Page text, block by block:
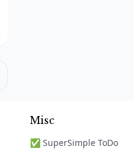
Misc
✅ SuperSimple ToDo